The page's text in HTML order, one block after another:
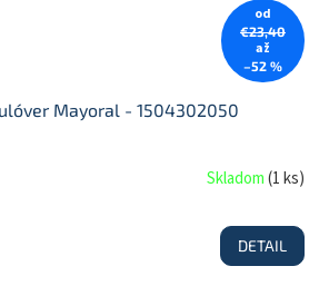
od
€23,40
až
–52 %
Mayoral - 1504302050
Skladom(1 ks)
DETAIL